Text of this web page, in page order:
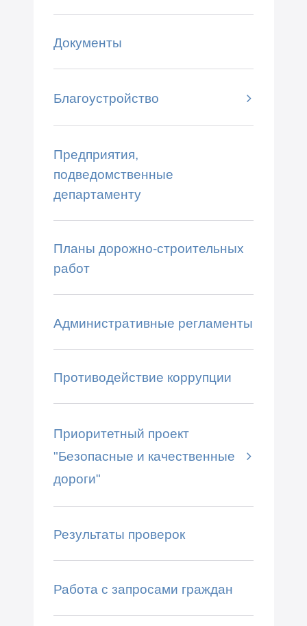
Документы
Благоустройство
Предприятия,
подведомственные
департаменту
Планы дорожно-строительных
работ
Административные регламенты
Противодействие коррупции
Приоритетный проект
"Безопасные и качественные
дороги"
Результаты проверок
Работа с запросами граждан